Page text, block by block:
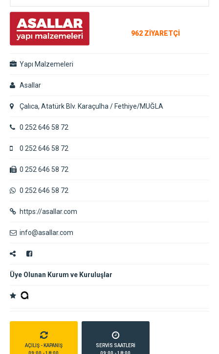
962 ZİYARETÇİ
Yapı Malzemeleri
Asallar
Çalıca, Atatürk Blv. Karaçulha / Fethiye/MUĞLA
0 252 646 58 72
0 252 646 58 72
0 252 646 58 72
0 252 646 58 72
https://asallar.com
info@asallar.com
Üye Olunan Kurum ve Kuruluşlar
AÇILIŞ - KAPANIŞ
SERVİS SAATLERİ